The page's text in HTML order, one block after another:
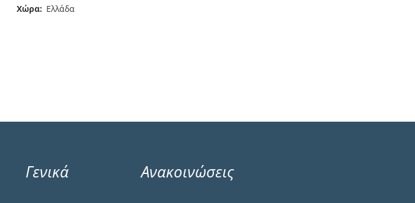
Χώρα
Ελλάδα
Γενικά Ανακοινώσεις